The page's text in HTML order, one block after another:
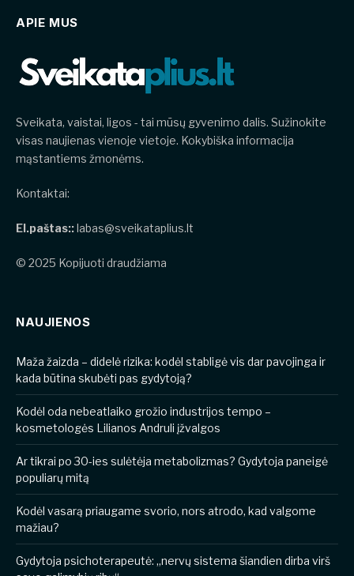
APIE MUS
Sveikata, vaistai, ligos - tai mūsų gyvenimo dalis. Sužinokite
visas naujienas vienoje vietoje. Kokybiška informacija
mąstantiems žmonėms.
Kontaktai:
El.paštas::labas@sveikataplius.lt
© 2025 Kopijuoti draudžiama
NAUJIENOS
​​Maža žaizda – didelė rizika: kodėl stabligė vis dar pavojinga ir
kada būtina skubėti pas gydytoją?
Kodėl oda nebeatlaiko grožio industrijos tempo –
kosmetologės Lilianos Andruli įžvalgos
Ar tikrai po 30-ies sulėtėja metabolizmas? Gydytoja paneigė
populiarų mitą
Kodėl vasarą priaugame svorio, nors atrodo, kad valgome
mažiau?
Gydytoja psichoterapeutė: „nervų sistema šiandien dirba virš